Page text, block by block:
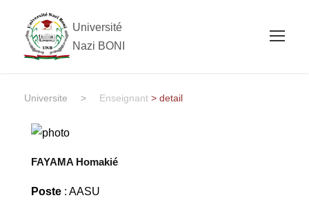
Université
Nazi BONI
Universite > Enseignant > detail
FAYAMA Homakié
Poste: AASU